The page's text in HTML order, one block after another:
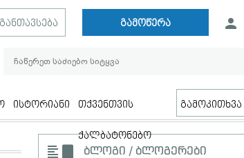
გამოწერა
ისტორიანი თქვენთვის
ქალბატონებო
გამოკითხვა
ბლოგი / ბლოგერები